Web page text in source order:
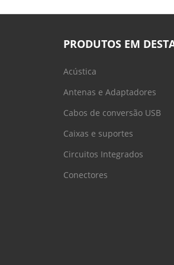
PRODUTOS EM
Acústica
Antenas e Adaptadores
Cabos de conversão USB
Caixas e suportes
Circuitos Integrados
Conectores